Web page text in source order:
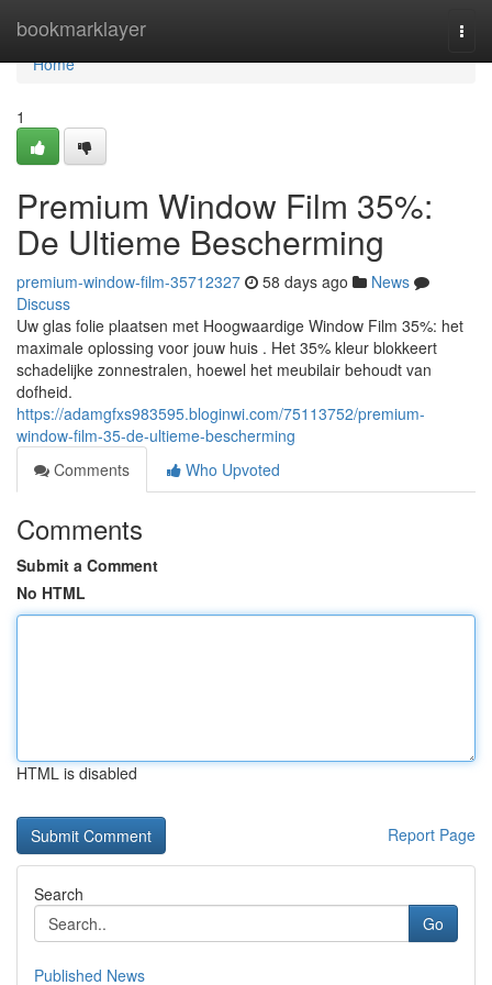
bookmarklayer
Home
Home
1
Premium Window Film 35%:
De Ultieme Bescherming
premium-window-film-35712327 58 days ago
News
Discuss
Uw glas folie plaatsen met Hoogwaardige Window Film 35%: het
maximale oplossing voor jouw huis . Het 35% kleur blokkeert
schadelijke zonnestralen, hoewel het meubilair behoudt van
dofheid.
https://adamgfxs983595.bloginwi.com/75113752/premium-
window-film-35-de-ultieme-bescherming
Comments
Who Upvoted
Comments
Submit a Comment
No HTML
HTML is disabled
Report Page
Search
Go
Published News